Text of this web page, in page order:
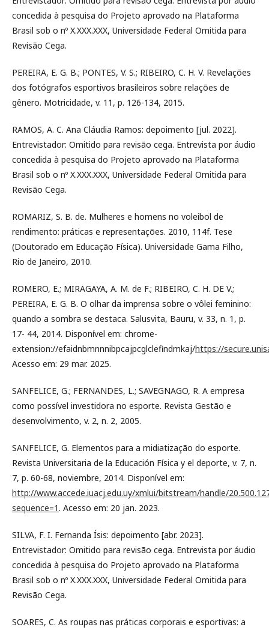
concedida à pesquisa do Projeto aprovado na Plataforma
Brasil sob o nº X.XXX.XXX, Universidade Federal Omitida para
Revisão Cega.
PEREIRA, E. G. B.; PONTES, V. S.; RIBEIRO, C. H. V. Revelações
dos fotógrafos esportivos brasileiros sobre relações de
gênero. Motricidade, v. 11, p. 126-134, 2015.
RAMOS, A. C. Ana Cláudia Ramos: depoimento [jul. 2022].
Entrevistador: Omitido para revisão cega. Entrevista por áudio
concedida à pesquisa do Projeto aprovado na Plataforma
Brasil sob o nº X.XXX.XXX, Universidade Federal Omitida para
Revisão Cega.
ROMARIZ, S. B. de. Mulheres e homens no voleibol de
rendimento: práticas e representações. 2010, 114f. Tese
(Doutorado em Educação Física). Universidade Gama Filho,
Rio de Janeiro, 2010.
ROMERO, E.; MIRAGAYA, A. M. de F.; RIBEIRO, C. H. DE V.;
PEREIRA, E. G. B. O olhar da imprensa sobre o vôlei feminino:
quando a sombra se destaca. Salusvita, Bauru, v. 33, n. 1, p.
17- 44, 2014. Disponível em: chrome-
extension://efaidnbmnnnibpcajpcglclefindmkaj/https://
Acesso em: 29 mar. 2025.
SANFELICE, G.; FERNANDES, L.; SAVEGNAGO, R. A empresa
como possível investidora no esporte. Revista Gestão e
desenvolvimento, v. 2, n. 2, 2005.
SANFELICE, G. Elementos para a midiatização do esporte.
Revista Universitaria de la Educación Física y el deporte, v. 7, n.
7, p. 60-68, noviembre, 2014. Disponível em:
http://www.accede.iuacj.edu.uy/xmlui/bitstream/handle/
sequence=1. Acesso em: 20 jan. 2023.
SILVA, F. I. Fernanda Ísis: depoimento [abr. 2023].
Entrevistador: Omitido para revisão cega. Entrevista por áudio
concedida à pesquisa do Projeto aprovado na Plataforma
Brasil sob o nº X.XXX.XXX, Universidade Federal Omitida para
Revisão Cega.
SOARES, C. As roupas nas práticas corporais e esportivas: a